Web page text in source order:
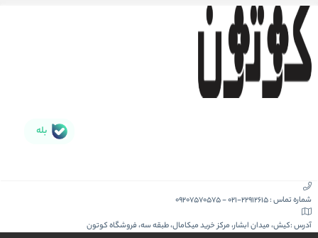
بله
شماره تماس :021-22912615
-
09207570575
آدرس :کیش، میدان ابشار، مرکز خرید میکامال، طبقه سه، فروشگاه کوتون